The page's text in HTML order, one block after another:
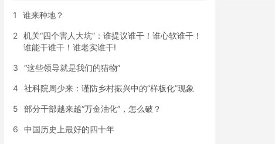
1 谁来种地？
2 机关“四个害人大坑”：谁提议谁干！谁心软谁干！
谁能干谁干！谁老实谁干!
3 “这些领导就是我们的猎物”
4 社科院周少来：谨防乡村振兴中的“样板化”现象
5 部分干部越来越“万金油化”，怎么破？
6 中国历史上最好的四十年